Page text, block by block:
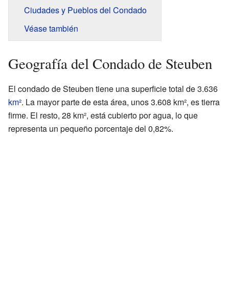
Ciudades y Pueblos del Condado
Véase también
Geografía del Condado de Steuben
El condado de Steuben tiene una superficie total de 3.636
km². La mayor parte de esta área, unos 3.608 km², es tierra
firme. El resto, 28 km², está cubierto por agua, lo que
representa un pequeño porcentaje del 0,82%.